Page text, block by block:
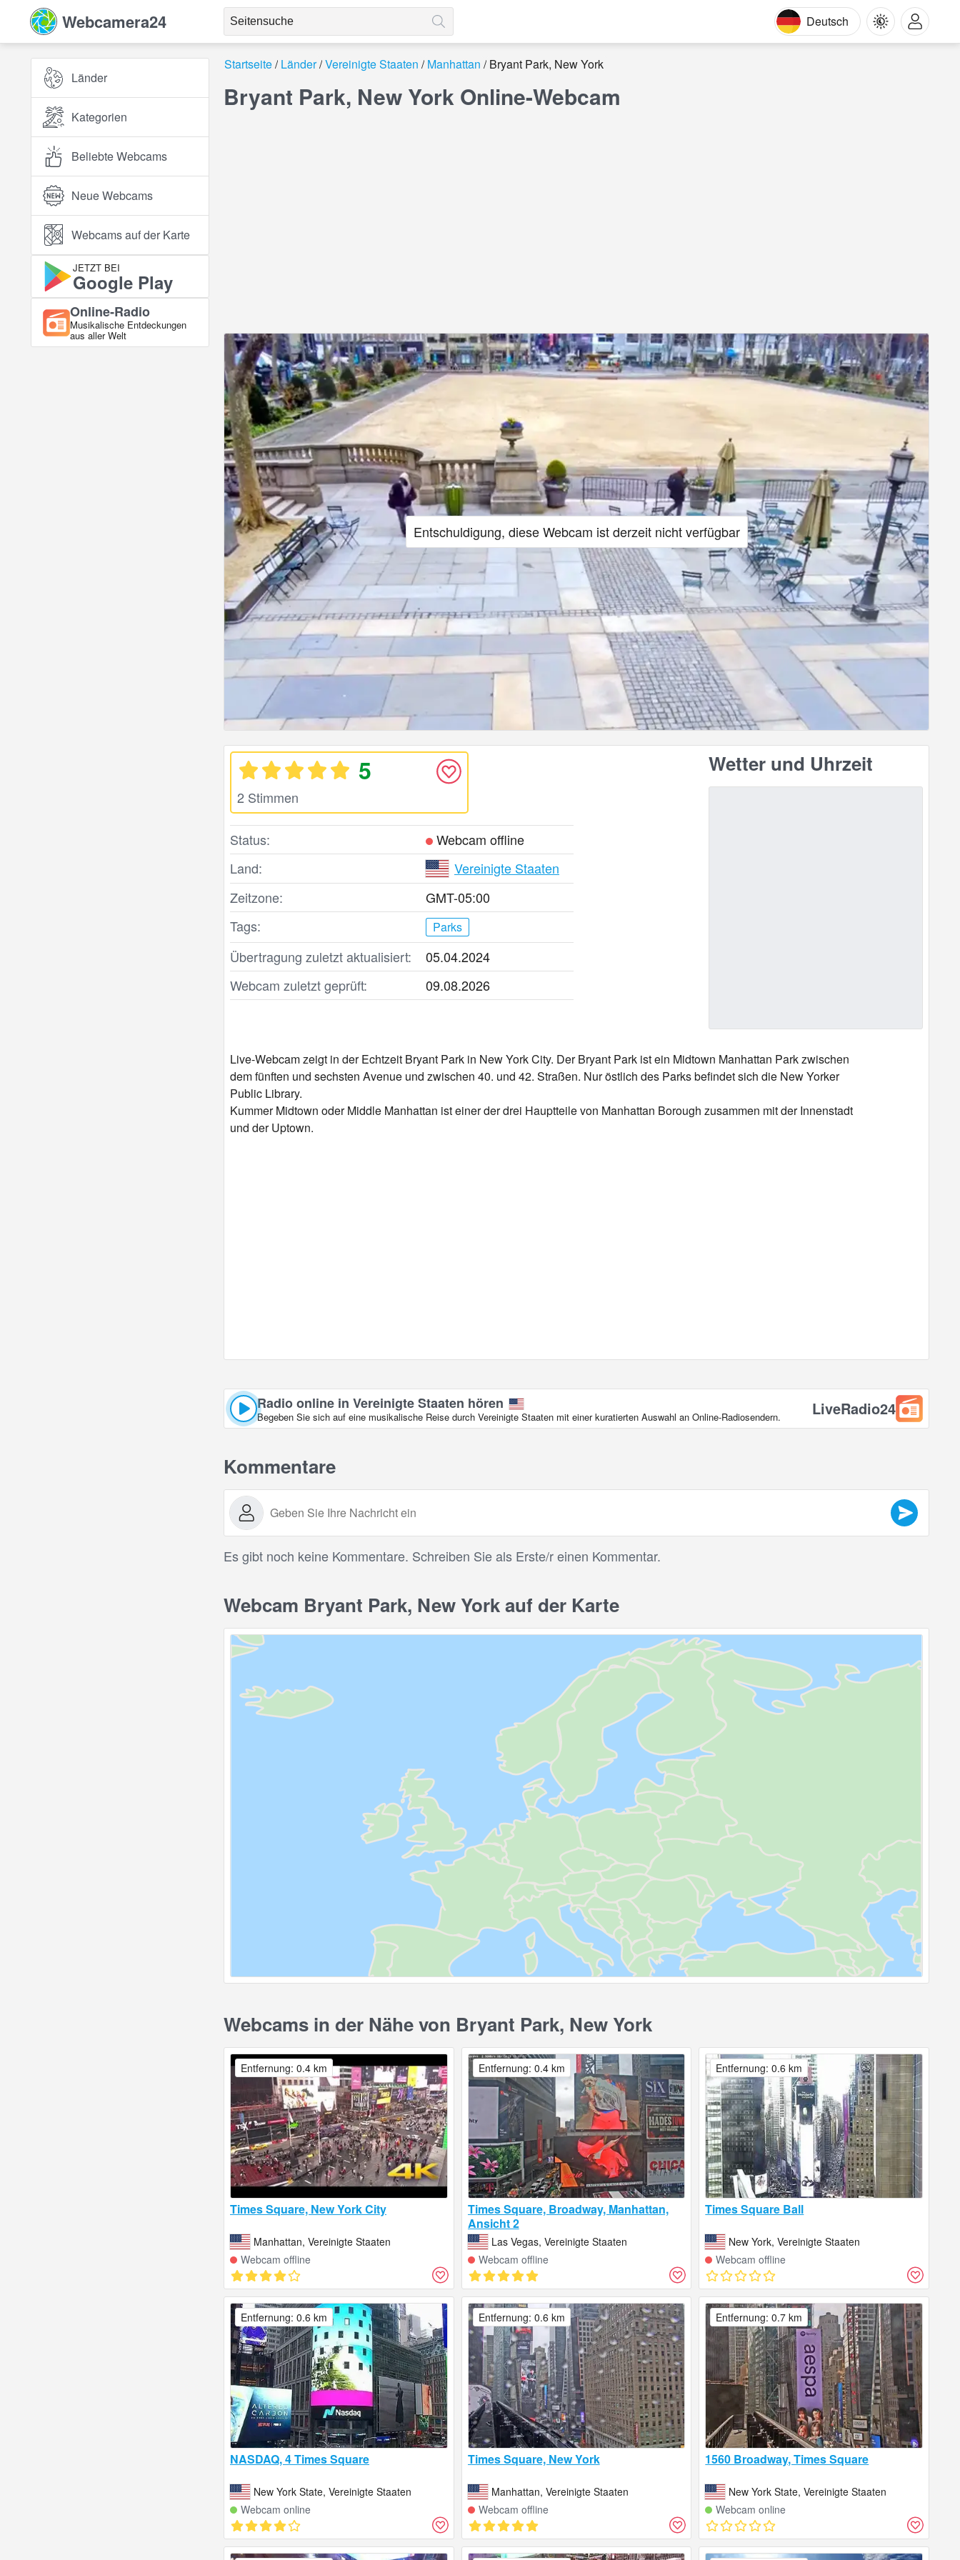
Webcamera24 Deutsch
Länder
Kategorien
Beliebte Webcams
Neue Webcams
Webcams auf der Karte
JETZT BEI
Google Play
Online‑Radio
Musikalische Entdeckungen
aus aller Welt
Startseite Länder Vereinigte Staaten Manhattan Bryant Park, New York
Bryant Park, New York Online-Webcam
Entschuldigung, diese Webcam ist derzeit nicht verfügbar
5
2 Stimmen
Status:
Webcam offline
Land:
Vereinigte Staaten
Zeitzone:
GMT-05:00
Tags:
Parks
Übertragung zuletzt aktualisiert:
05.04.2024
Webcam zuletzt geprüft:
09.08.2026
Wetter und Uhrzeit
Live-Webcam zeigt in der Echtzeit Bryant Park in New York City. Der Bryant Park ist ein Midtown Manhattan Park zwischen
dem fünften und sechsten Avenue und zwischen 40. und 42. Straßen. Nur östlich des Parks befindet sich die New Yorker
Public Library.
Kummer Midtown oder Middle Manhattan ist einer der drei Hauptteile von Manhattan Borough zusammen mit der Innenstadt
und der Uptown.
Radio online in Vereinigte Staaten hören
Begeben Sie sich auf eine musikalische Reise durch Vereinigte Staaten mit einer kuratierten Auswahl an Online‑Radiosendern. LiveRadio24
Kommentare
Es gibt noch keine Kommentare. Schreiben Sie als Erste/r einen Kommentar.
Webcam Bryant Park, New York auf der Karte
Webcams in der Nähe von Bryant Park, New York
Times Square, New York City
Manhattan, Vereinigte Staaten
Webcam offline
Entfernung: 0.4 km
Times Square, Broadway, Manhattan,
Ansicht 2
Las Vegas, Vereinigte Staaten
Webcam offline
Entfernung: 0.4 km
Times Square Ball
New York, Vereinigte Staaten
Webcam offline
Entfernung: 0.6 km
NASDAQ, 4 Times Square
New York State, Vereinigte Staaten
Webcam online
Entfernung: 0.6 km
Times Square, New York
Manhattan, Vereinigte Staaten
Webcam offline
Entfernung: 0.6 km
1560 Broadway, Times Square
New York State, Vereinigte Staaten
Webcam online
Entfernung: 0.7 km